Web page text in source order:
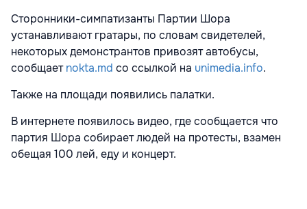
Сторонники-симпатизанты Партии Шора
устанавливают гратары, по словам свидетелей,
некоторых демонстрантов привозят автобусы,
сообщаетnokta.md со ссылкой на unimedia.info.
Также на площади появились палатки.
В интернете появилось видео, где сообщается что
партия Шора собирает людей на протесты, взамен
обещая 100 лей, еду и концерт.